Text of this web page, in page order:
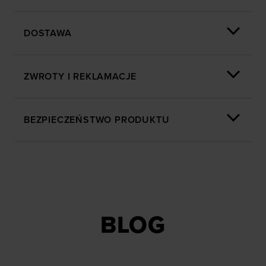
DOSTAWA
ZWROTY I REKLAMACJE
BEZPIECZEŃSTWO PRODUKTU
BLOG